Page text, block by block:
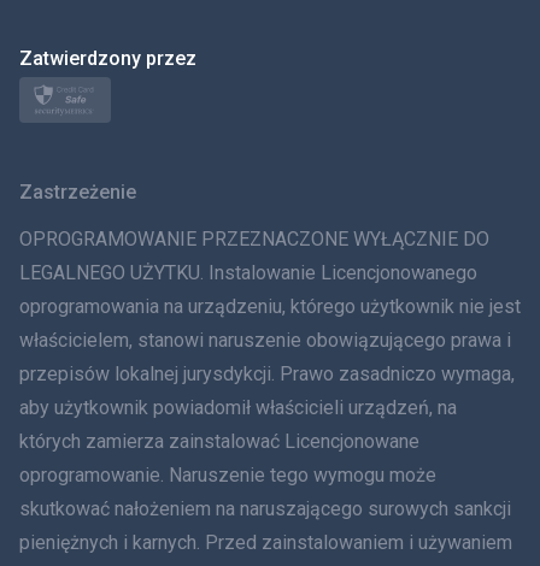
ภาษาไทย
简体中文
Dania
हिंदी
Holenderski
עברית
Rumunia
Zatwierdzony przez
Zastrzeżenie
OPROGRAMOWANIE PRZEZNACZONE WYŁĄCZNIE DO
LEGALNEGO UŻYTKU. Instalowanie Licencjonowanego
oprogramowania na urządzeniu, którego użytkownik nie jest
właścicielem, stanowi naruszenie obowiązującego prawa i
przepisów lokalnej jurysdykcji. Prawo zasadniczo wymaga,
aby użytkownik powiadomił właścicieli urządzeń, na
których zamierza zainstalować Licencjonowane
oprogramowanie. Naruszenie tego wymogu może
skutkować nałożeniem na naruszającego surowych sankcji
pieniężnych i karnych. Przed zainstalowaniem i używaniem